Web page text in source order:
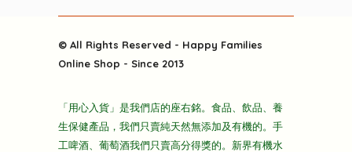
雜貨部
折上折大特價
主頁
粒粒皆辛苦
快樂電視台
送貨
隱私政策
© All Rights Reserved - Happy Families
Online Shop - Since 2013
「用心入貨」是我們店的座右銘。食品、飲品、養
生保健產品，我們只賣純天然無添加及有機的。手
工啤酒、葡萄酒我們只賣高分得獎的。新界有機水